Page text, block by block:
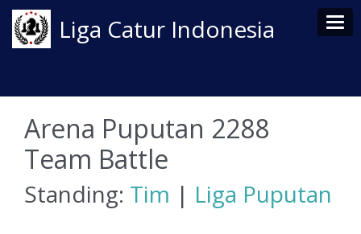
Liga Catur Indonesia
Arena Puputan 2288
Team Battle
Standing: Tim | Liga Puputan